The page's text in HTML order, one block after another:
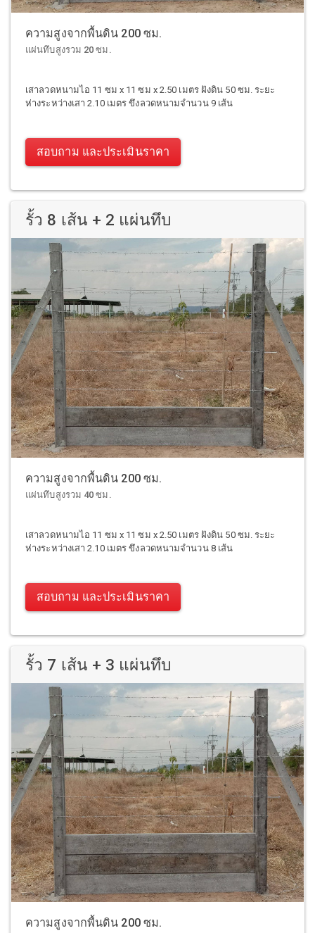
ความสูงจากพื้นดิน 200 ซม.
แผ่นทึบสูงรวม 20 ซม.
เสาลวดหนามไอ 11 ซม x 11 ซม x 2.50 เมตร ฝังดิน 50 ซม. ระยะ
ห่างระหว่างเสา 2.10 เมตร ขึงลวดหนามจำนวน 9 เส้น
สอบถาม และประเมินราคา
รั้ว 8 เส้น + 2 แผ่นทึบ
ความสูงจากพื้นดิน 200 ซม.
แผ่นทึบสูงรวม 40 ซม.
เสาลวดหนามไอ 11 ซม x 11 ซม x 2.50 เมตร ฝังดิน 50 ซม. ระยะ
ห่างระหว่างเสา 2.10 เมตร ขึงลวดหนามจำนวน 8 เส้น
สอบถาม และประเมินราคา
รั้ว 7 เส้น + 3 แผ่นทึบ
ความสูงจากพื้นดิน 200 ซม.